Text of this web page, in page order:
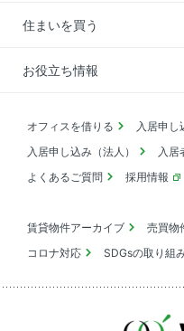
住まいを買う
お役立ち情報
オフィスを借りる
入居申し
入居申し込み（法人）
入居
よくあるご質問
採用情報
賃貸物件アーカイブ 売買物
コロナ対応
SDGsの取り組